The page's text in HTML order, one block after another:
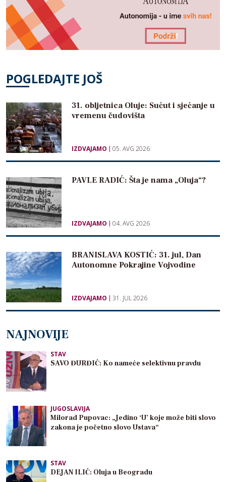
POGLEDAJTE JOŠ
31. obljetnica Oluje: Sućut i sjećanje u
vremenu čudovišta
IZDVAJAMO 05. AVG 2026
PAVLE RADIĆ: Šta je nama „Oluja“?
IZDVAJAMO 04. AVG 2026
BRANISLAVA KOSTIĆ: 31. jul, Dan
Autonomne Pokrajine Vojvodine
IZDVAJAMO 31. JUL 2026
NAJNOVIJE
STAV
SAVO ĐURĐIĆ: Ko nameće selektivnu pravdu
JUGOSLAVIJA
Milorad Pupovac: „Jedino ‘U’ koje može biti slovo
zakona je početno slovo Ustava“
STAV
DEJAN ILIĆ: Oluja u Beogradu